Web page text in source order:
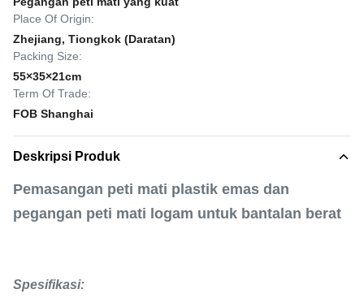
Place Of Origin:
Zhejiang, Tiongkok (Daratan)
Packing Size:
55×35×21cm
Term Of Trade:
FOB Shanghai
Deskripsi Produk
Pemasangan peti mati plastik emas dan
pegangan peti mati logam untuk bantalan berat
Spesifikasi: